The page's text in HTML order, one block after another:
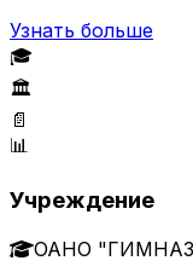
Узнать больше
🎓
🏛️
📄
📊
Учреждение
ОАНО